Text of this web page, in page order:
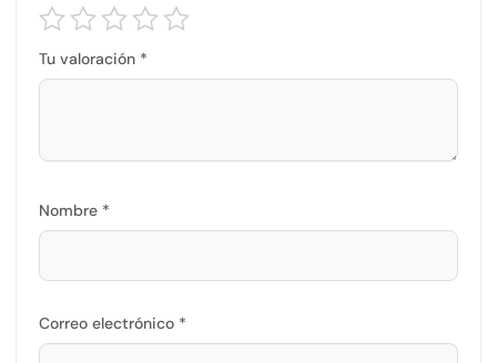
Tu valoración *
Nombre *
Correo electrónico *